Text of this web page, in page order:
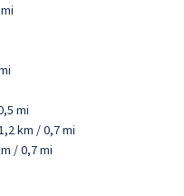
mi
km / 0,7 mi
/ 0,7 mi